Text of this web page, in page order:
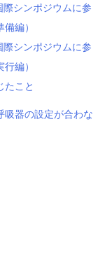
シンポジウムに参
編）
シンポジウムに参
編）
たこと
吸器の設定が合わな